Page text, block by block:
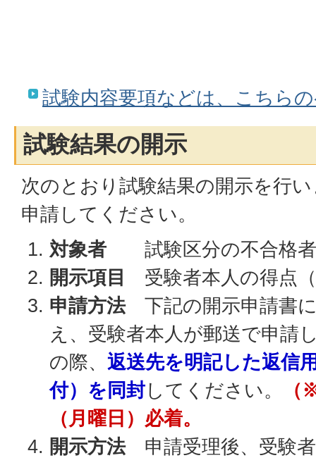
試験内容要項などは、こちら
試験結果の開示
次のとおり試験結果の開示を行
申請してください。
対象者 試験区分の不合格者
開示項目
受験者本人の得点
申請方法下記の開示申請書
え、受験者本人が郵送で申請
の際、 返送先を明記した返信
付）を同封してください。
（月曜日）必着。
開示方法申請受理後、受験者